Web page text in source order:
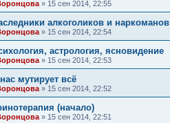
» 15 сен 2014, 22:55
алкоголиков и наркоманов
» 15 сен 2014, 22:54
астрология, ясновидение
» 15 сен 2014, 22:53
мутирует всё
» 15 сен 2014, 22:52
(начало)
» 15 сен 2014, 22:51